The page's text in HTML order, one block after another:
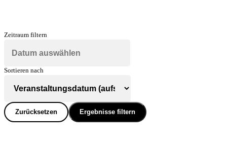
Zeitraum filtern
Sortieren nach
Zurücksetzen Ergebnisse filtern